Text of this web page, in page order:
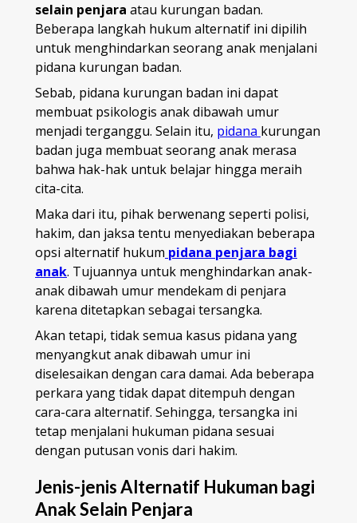
selain penjara atau kurungan badan.
Beberapa langkah hukum alternatif ini dipilih
untuk menghindarkan seorang anak menjalani
pidana kurungan badan.
Sebab, pidana kurungan badan ini dapat
membuat psikologis anak dibawah umur
menjadi terganggu. Selain itu, pidana kurungan
badan juga membuat seorang anak merasa
bahwa hak-hak untuk belajar hingga meraih
cita-cita.
Maka dari itu, pihak berwenang seperti polisi,
hakim, dan jaksa tentu menyediakan beberapa
opsi alternatif hukum pidana penjara bagi
anak. Tujuannya untuk menghindarkan anak-
anak dibawah umur mendekam di penjara
karena ditetapkan sebagai tersangka.
Akan tetapi, tidak semua kasus pidana yang
menyangkut anak dibawah umur ini
diselesaikan dengan cara damai. Ada beberapa
perkara yang tidak dapat ditempuh dengan
cara-cara alternatif. Sehingga, tersangka ini
tetap menjalani hukuman pidana sesuai
dengan putusan vonis dari hakim.
Jenis-jenis Alternatif Hukuman bagi
Anak Selain Penjara